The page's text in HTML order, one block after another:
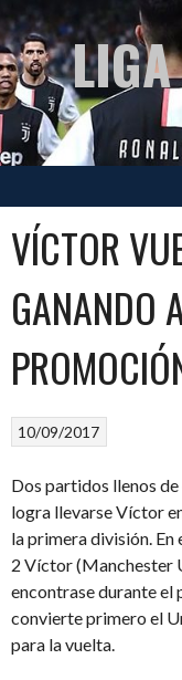
Saltar
al
contenido
VÍCTOR
GANANDO
10/09/2017
Dos partidos llenos
logra llevarse Víctor
la primera división.
2 Víctor (Manchester
encontrase durante el
convierte primero el
para la vuelta.